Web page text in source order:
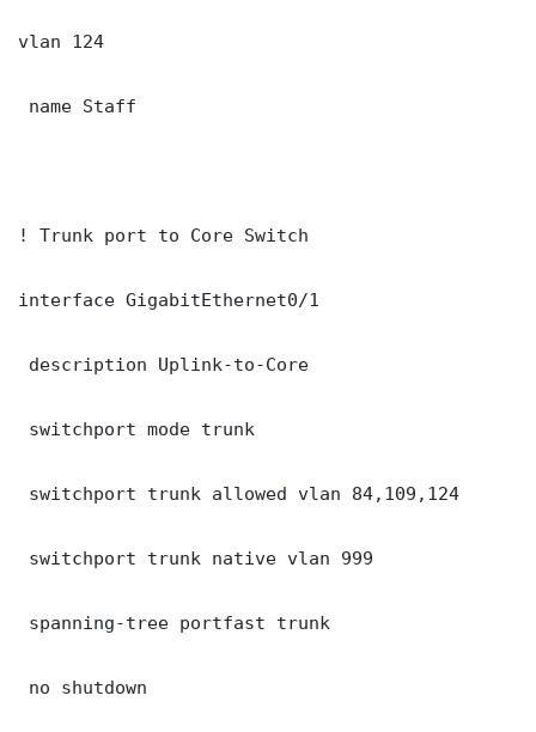
vlan 124
name Staff
! Trunk port to Core Switch
interface GigabitEthernet0/1
description Uplink-to-Core
switchport mode trunk
switchport trunk allowed vlan 84,109,124
switchport trunk native vlan 999
spanning-tree portfast trunk
no shutdown